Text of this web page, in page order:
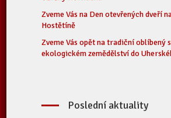
Zveme Vás na Den otevřených dveří
Hostětíně
Zveme Vás opět na tradiční oblíbený
ekologickém zemědělství do
Poslední aktuality